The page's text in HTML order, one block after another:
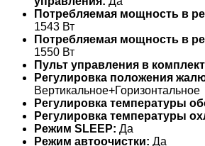
Потребляемая мощность в
1543 Вт
Потребляемая мощность в
1550 Вт
Пульт управления в
Регулировка положения
Вертикальное+Горизонтальное
Регулировка температуры
Регулировка температуры
Режим SLEEP: Да
Режим автоочистки: Да